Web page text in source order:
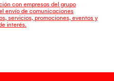
con empresas del grupo
envío de comunicaciones
servicios, promociones, eventos y
interés.